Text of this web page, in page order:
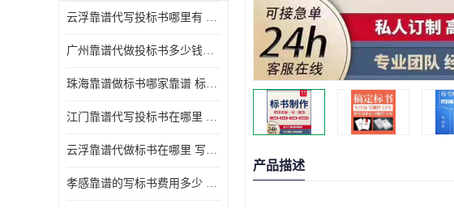
云浮靠谱代写投标书哪里有 标书打印注意事项
广州靠谱代做投标书多少钱一份 标书废标原因
珠海靠谱做标书哪家靠谱 标书好写吗
江门靠谱代写投标书在哪里 标书好写吗
云浮靠谱代做标书在哪里 写一份标书多少钱
孝感靠谱的写标书费用多少 标书怎么做
产品描述